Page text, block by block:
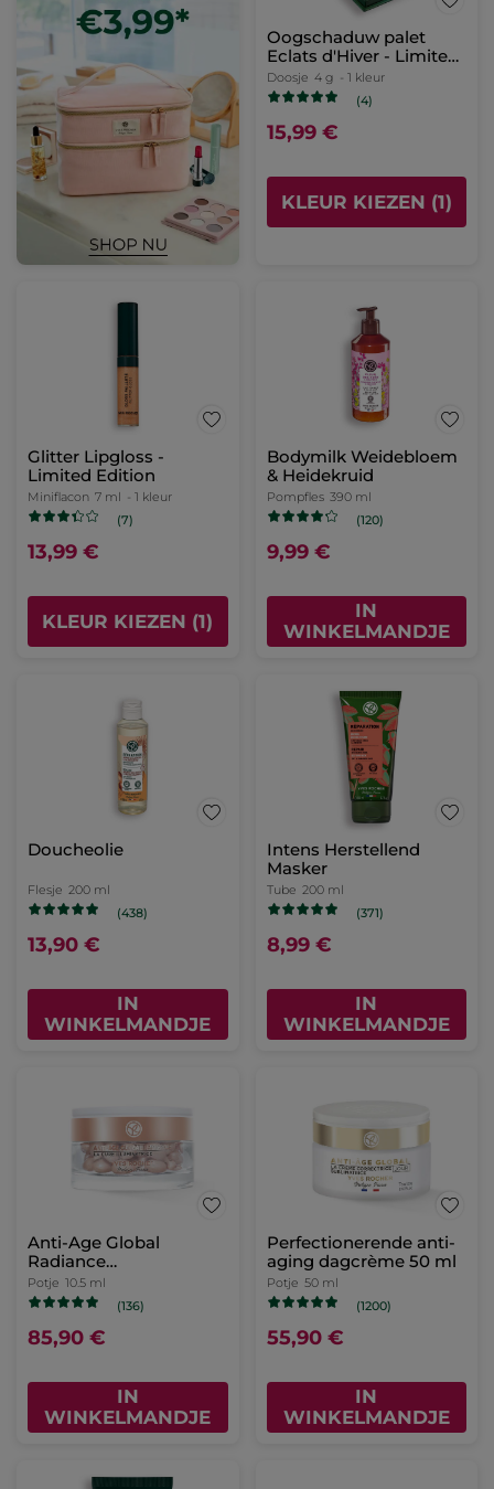
Oogschaduw palet
Eclats d'Hiver - Limited
Edition
Doosje 4 g - 1 kleur
(4)
15,99 €
KLEUR KIEZEN (1)
Glitter Lipgloss -
Limited Edition
Miniflacon 7 ml - 1 kleur
(7)
13,99 €
KLEUR KIEZEN (1)
Bodymilk Weidebloem
& Heidekruid
Pompfles 390 ml
(120)
9,99 €
IN
WINKELMANDJE
Doucheolie
Flesje 200 ml
(438)
13,90 €
IN
WINKELMANDJE
Intens Herstellend
Masker
Tube 200 ml
(371)
8,99 €
IN
WINKELMANDJE
Anti-Age Global
Radiance
Verhelderende Kuur
Potje 10.5 ml
(136)
85,90 €
IN
WINKELMANDJE
Perfectionerende anti-
aging dagcrème 50 ml
Potje 50 ml
(1200)
55,90 €
IN
WINKELMANDJE